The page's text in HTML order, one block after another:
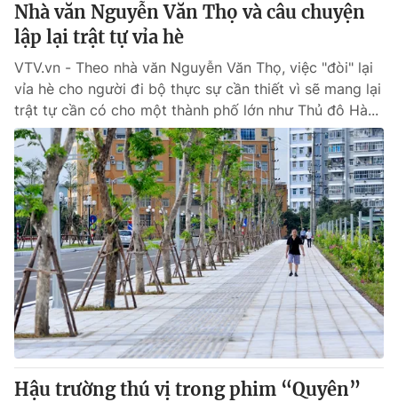
Góc doanh nghiệp
Truyền hình
Phim VTV
Hậu trường
Nhân vật
Khán giả
Giải sao mai
Giải trí
Điện ảnh
Âm nhạc
Sao
Đời sống
Du lịch
Làm đẹp
Chất lượng cuộc sống
Giáo dục
Tuyển sinh
Học trực tuyến
Công nghệ
Hitech Công nghệ tương lai
Sản phẩm
Thị trường
Tư vấn
Giao lưu trực tuyến
Lịch phát sóng
Chuyên mục khác
Nhà văn Nguyễn Văn Thọ và câu chuyện
lập lại trật tự vỉa hè
VTV.vn - Theo nhà văn Nguyễn Văn Thọ, việc "đòi" lại
vỉa hè cho người đi bộ thực sự cần thiết vì sẽ mang lại
trật tự cần có cho một thành phố lớn như Thủ đô Hà...
Hậu trường thú vị trong phim “Quyên”